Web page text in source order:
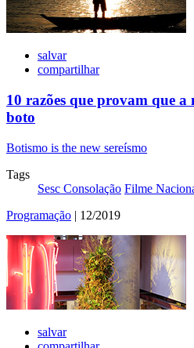
salvar
compartilhar
10 razões que provam que
boto
Botismo is the new sereísmo
Tags
Sesc Consolação Filme
Programação | 12/2019
salvar